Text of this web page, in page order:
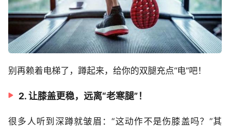
别再赖着电梯了，蹲起来，给你的双腿充点“电”吧！
2. 让膝盖更稳，远离“老寒腿”！
很多人听到深蹲就皱眉：“这动作不是伤膝盖吗？”其